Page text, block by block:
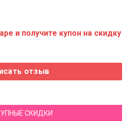
и получите купон на скидку
СКИДКИ